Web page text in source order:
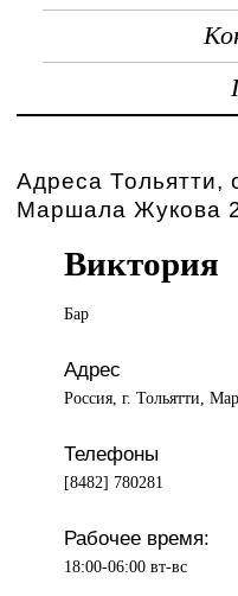
Адреса Тольятти,
Маршала Жукова
Виктория
Бар
Адрес
Россия, г. Тольятти,
Телефоны
[8482] 780281
Рабочее время:
18:00-06:00 вт-вс